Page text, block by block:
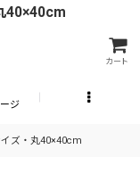
40×40cm
カート
ジ
ズ・丸40×40cm